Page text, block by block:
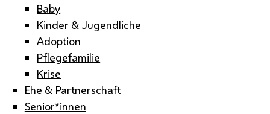
Baby
Kinder & Jugendliche
Adoption
Pflegefamilie
Krise
Ehe & Partnerschaft
Senior*innen